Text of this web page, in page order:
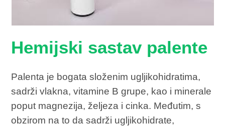
Hemijski sastav palente
Palenta je bogata složenim ugljikohidratima,
sadrži vlakna, vitamine B grupe, kao i minerale
poput magnezija, željeza i cinka. Međutim, s
obzirom na to da sadrži ugljikohidrate,